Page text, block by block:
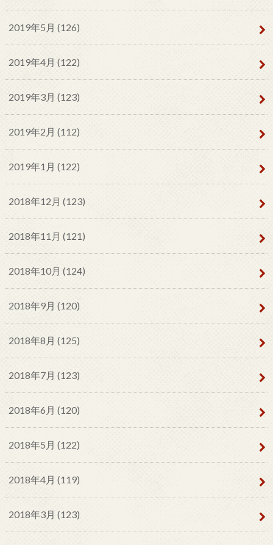
2019年5月 (126)
2019年4月 (122)
2019年3月 (123)
2019年2月 (112)
2019年1月 (122)
2018年12月 (123)
2018年11月 (121)
2018年10月 (124)
2018年9月 (120)
2018年8月 (125)
2018年7月 (123)
2018年6月 (120)
2018年5月 (122)
2018年4月 (119)
2018年3月 (123)